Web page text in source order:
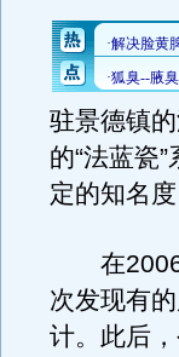
驻景德镇
的“法蓝瓷
定的知名度
在2006
次发现有
计。此后